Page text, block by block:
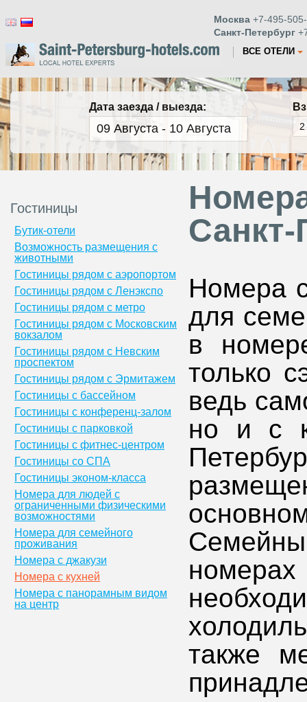
Москва +7-495-
Санкт-Петербург
ВСЕ ОТЕЛИ
Дата заезда / выезда:
Гостиницы
Бутик-отели
Возможность размещения с
животными
Гостиницы рядом с аэропортом
Гостиницы рядом с Ленэкспо
Гостиницы рядом с метро
Гостиницы рядом с Московским
вокзалом
Гостиницы рядом с Невским
проспектом
Гостиницы рядом с Эрмитажем
Гостиницы с бассейном
Гостиницы с конференц-залом
Гостиницы с парковкой
Гостиницы с фитнес-центром
Гостиницы со СПА
Гостиницы эконом-класса
Номера для людей с
ограниченными физическими
возможностями
Номера для семейного
проживания
Номера с джакузи
Номера с кухней
Номера с панорамным видом
на центр
Санкт-
Номера
для
в
только
ведь
но и с
также